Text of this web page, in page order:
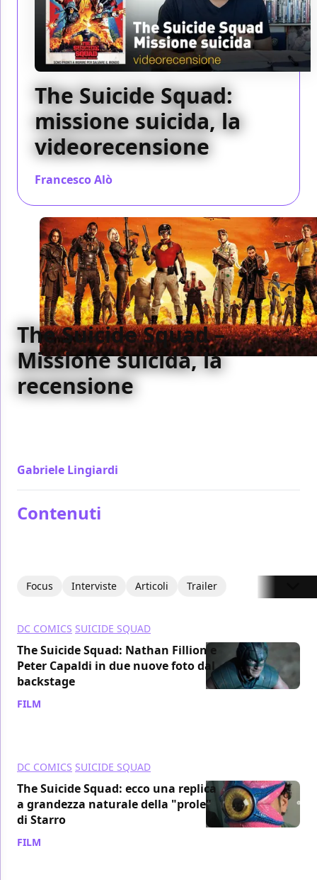
The Suicide Squad:
missione suicida, la
videorecensione
Francesco Alò
The Suicide Squad –
Missione suicida, la
recensione
Gabriele Lingiardi
Contenuti
Focus Interviste Articoli Trailer
DC COMICS SUICIDE SQUAD
The Suicide Squad: Nathan Fillion e
Peter Capaldi in due nuove foto dal
backstage
FILM
DC COMICS SUICIDE SQUAD
The Suicide Squad: ecco una replica
a grandezza naturale della "prole"
di Starro
FILM